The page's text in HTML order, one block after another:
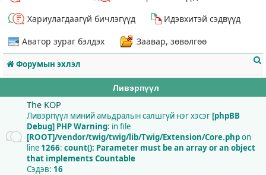
Хариулагдаагүй бичлэгүүд
Идэвхитэй сэдвүүд
Аватор зураг бэлдэх
Заавар, зөвөлгөө
Форумын эхлэл
а
Ливэрпүүл
The KOP
Ливэрпүүл миний амьдралын салшгүй нэг хэсэг [phpBB
Debug] PHP Warning: in file
[ROOT]/vendor/twig/twig/lib/Twig/Extension/Core.phpon
line 1266: count(): Parameter must be an array or an object
that implements Countable
Сэдэв: 16